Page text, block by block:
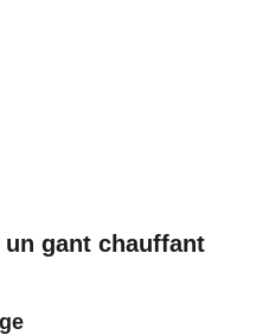
gant chauffant